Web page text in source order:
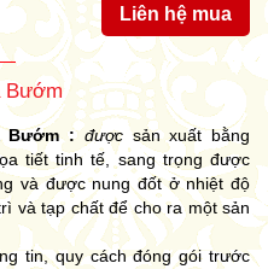
Liên hệ mua
Bướm
Bướm :đượcsản xuất bằng
tiết tinh tế, sang trọng được
và được nung đốt ở nhiệt độ
và tạp chất để cho ra một sản
tin, quy cách đóng gói trước